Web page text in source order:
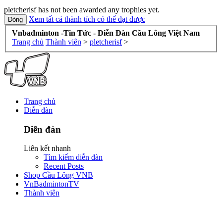
pletcherisf has not been awarded any trophies yet.
Xem tất cả thành tích có thể đạt được
Vnbadminton -Tin Tức - Diễn Đàn Cầu Lông Việt Nam
Trang chủ Thành viên > pletcherisf >
Trang chủ
Diễn đàn
Diễn đàn
Liên kết nhanh
Tìm kiếm diễn đàn
Recent Posts
Shop Cầu Lông VNB
VnBadmintonTV
Thành viên